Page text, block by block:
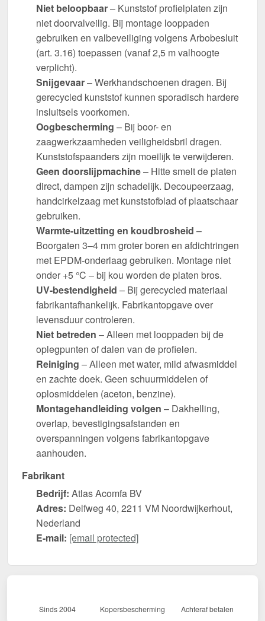
Niet beloopbaar– Kunststof profielplaten zijn
niet doorvalveilig. Bij montage looppaden
gebruiken en valbeveiliging volgens Arbobesluit
(art. 3.16) toepassen (vanaf 2,5 m valhoogte
verplicht).
Snijgevaar– Werkhandschoenen dragen. Bij
gerecycled kunststof kunnen sporadisch hardere
insluitsels voorkomen.
Oogbescherming – Bij boor- en
zaagwerkzaamheden veiligheidsbril dragen.
Kunststofspaanders zijn moeilijk te verwijderen.
Geen doorslijpmachine– Hitte smelt de platen
direct, dampen zijn schadelijk. Decoupeerzaag,
handcirkelzaag met kunststofblad of plaatschaar
gebruiken.
Warmte-uitzetting en koudbrosheid –
Boorgaten 3–4 mm groter boren en afdichtringen
met EPDM-onderlaag gebruiken. Montage niet
onder +5 °C – bij kou worden de platen bros.
UV-bestendigheid – Bij gerecycled materiaal
fabrikantafhankelijk. Fabrikantopgave over
levensduur controleren.
Niet betreden – Alleen met looppaden bij de
oplegpunten of dalen van de profielen.
Reiniging – Alleen met water, mild afwasmiddel
en zachte doek. Geen schuurmiddelen of
oplosmiddelen (aceton, benzine).
Montagehandleiding volgen – Dakhelling,
overlap, bevestigingsafstanden en
overspanningen volgens fabrikantopgave
aanhouden.
Fabrikant
Bedrijf: Atlas Acomfa BV
Adres: Delfweg 40, 2211 VM Noordwijkerhout,
Nederland
E-mail: [email protected]
Sinds 2004 Kopersbescherming Achteraf betalen